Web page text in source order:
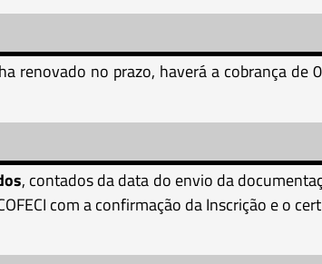
renovado no prazo, haverá a cobrança de
, contados da data do envio da
com a confirmação da Inscrição e o